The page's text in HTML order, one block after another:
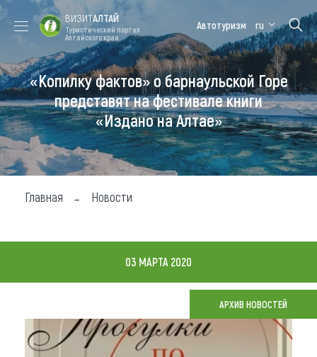
Форум VISIT
ALTAI
Цветение
маральника
Медицинский
форум
Алтайская
зимовка
Туры
Где побывать
Чем заняться
Карта
Что привезти (сувениры)
ВИЗИТАЛТАЙ
Туристический портал
Алтайского края
Автотуризм ru
«Копилку фактов» о барнаульской Горе
представят на фестивале книги
«Издано на Алтае»
Главная Новости
03 МАРТА 2020
АРХИВ НОВОСТЕЙ